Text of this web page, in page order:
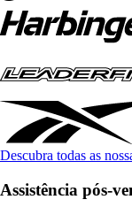
Descubra todas as
Assistência pós-